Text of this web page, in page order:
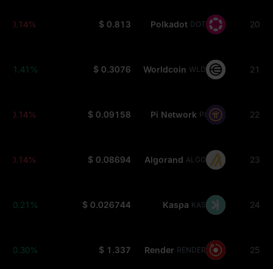
20
Polkadot DOT
$ 0.813
-0.14%
21
Worldcoin WLD
$ 0.3076
+1.41%
22
Pi Network PI
$ 0.09158
-0.14%
23
Algorand ALGO
$ 0.08694
-0.14%
24
Kaspa KAS
$ 0.026744
+0.21%
25
Render RENDER
$ 1.337
+0.30%